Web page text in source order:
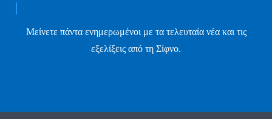
Μείνετε πάντα ενημερωμένοι με τα τελευταία νέα και τις
εξελίξεις από τη Σίφνο.